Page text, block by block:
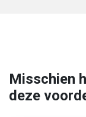
Misschien
deze